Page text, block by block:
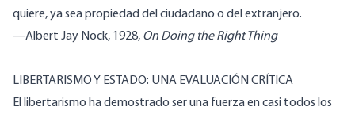
quiere, ya sea propiedad del ciudadano o del extranjero.
—Albert Jay Nock, 1928, On Doing the Right Thing
LIBERTARISMO Y ESTADO: UNA EVALUACIÓN CRÍTICA
El libertarismo ha demostrado ser una fuerza en casi todos los